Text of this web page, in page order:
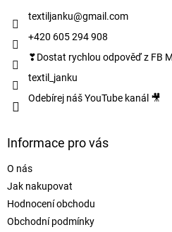
textiljanku@gmail.com
+420 605 294 908
❣Dostat rychlou odpověď z FB
textil_janku
Odebírej náš YouTube kanál 🎥
Informace pro vás
O nás
Jak nakupovat
Hodnocení obchodu
Obchodní podmínky